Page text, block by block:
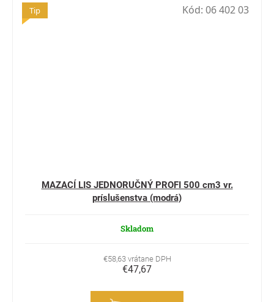
Tip
MAZACÍ LIS JEDNORUČNÝ PROFI 500 cm3 vr.
príslušenstva (modrá)
Skladom
€58,63 vrátane DPH
€47,67
Kód: 06 402 03